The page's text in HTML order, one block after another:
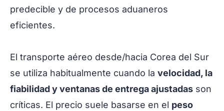
predecible y de procesos aduaneros
eficientes.
El transporte aéreo desde/hacia Corea del Sur
se utiliza habitualmente cuando la velocidad, la
fiabilidad y ventanas de entrega ajustadas son
críticas. El precio suele basarse en el peso